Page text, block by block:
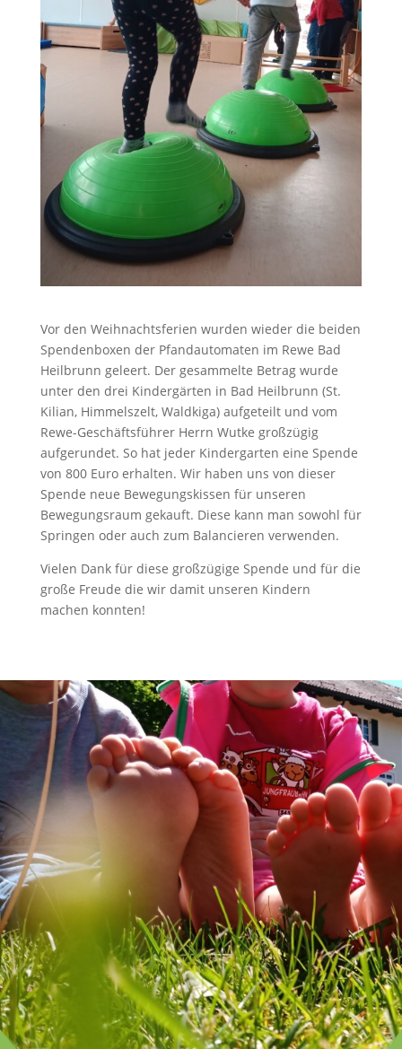
Vor den Weihnachtsferien wurden wieder die beiden
Spendenboxen der Pfandautomaten im Rewe Bad
Heilbrunn geleert. Der gesammelte Betrag wurde
unter den drei Kindergärten in Bad Heilbrunn (St.
Kilian, Himmelszelt, Waldkiga) aufgeteilt und vom
Rewe-Geschäftsführer Herrn Wutke großzügig
aufgerundet. So hat jeder Kindergarten eine Spende
von 800 Euro erhalten. Wir haben uns von dieser
Spende neue Bewegungskissen für unseren
Bewegungsraum gekauft. Diese kann man sowohl für
Springen oder auch zum Balancieren verwenden.
Vielen Dank für diese großzügige Spende und für die
große Freude die wir damit unseren Kindern
machen konnten!